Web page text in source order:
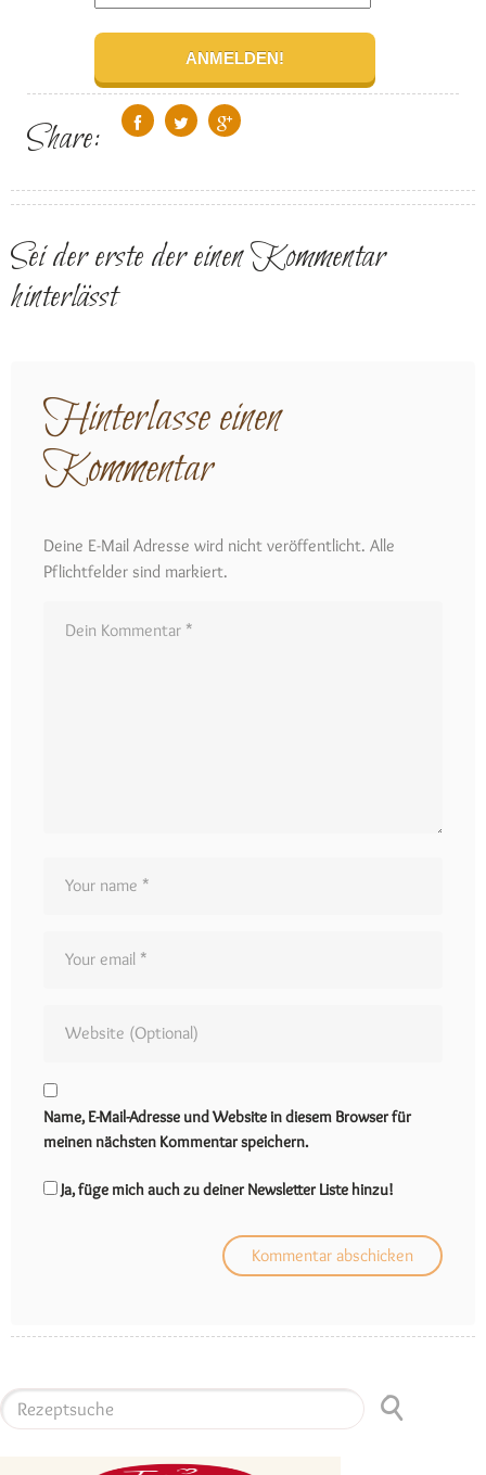
Share:
Sei der erste der einen Kommentar
hinterlässt
Hinterlasse einen
Kommentar
Deine E-Mail Adresse wird nicht veröffentlicht. Alle
Pflichtfelder sind markiert.
Name, E-Mail-Adresse und Website in diesem Browser für
meinen nächsten Kommentar speichern.
Ja, füge mich auch zu deiner Newsletter Liste hinzu!